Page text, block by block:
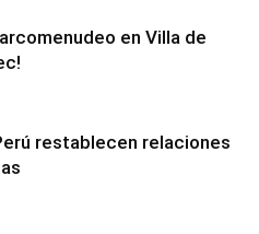
en Villa de
restablecen relaciones